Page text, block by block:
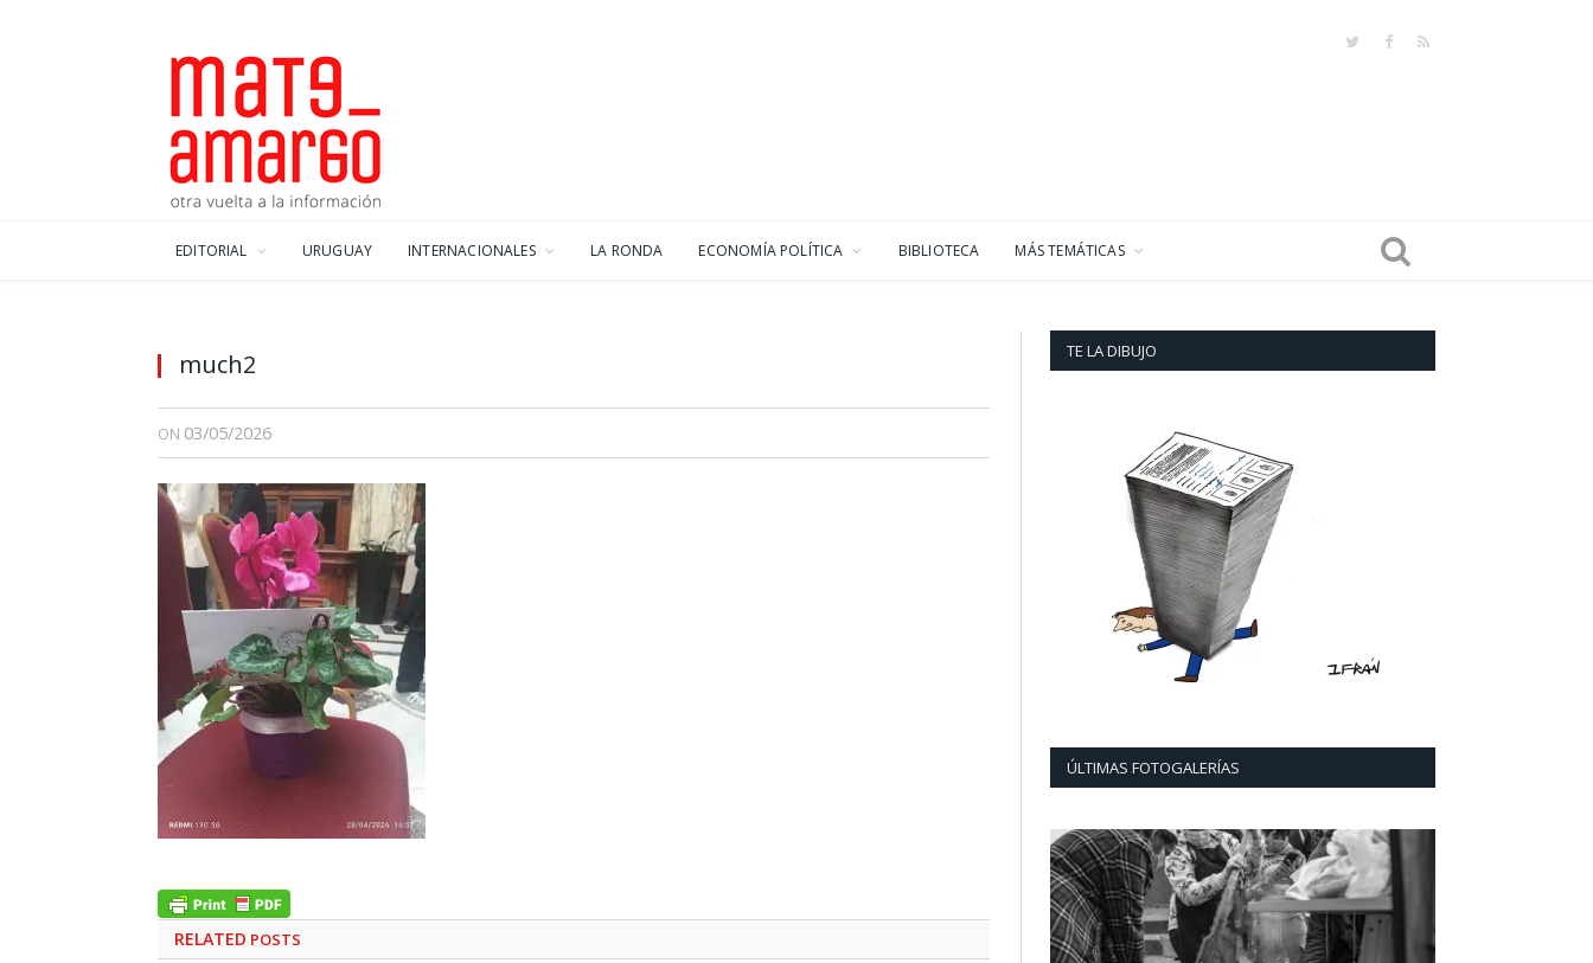
TwitterFacebook
RSS
EDITORIAL URUGUAY INTERNACIONALES LA RONDA ECONOMÍA POLÍTICA BIBLIOTECA MÁS TEMÁTICAS
much2
ON 03/05/2026
RELATED POSTS
TE LA DIBUJO
ÚLTIMAS FOTOGALERÍAS